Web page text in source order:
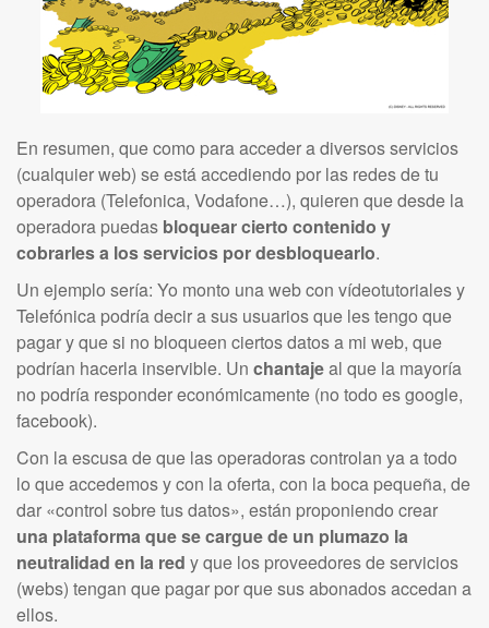
En resumen, que como para acceder a diversos servicios
(cualquier web) se está accediendo por las redes de tu
operadora (Telefonica, Vodafone…), quieren que desde la
operadora puedas bloquear cierto contenido y
cobrarles a los servicios por desbloquearlo.
Un ejemplo sería: Yo monto una web con vídeotutoriales y
Telefónica podría decir a sus usuarios que les tengo que
pagar y que si no bloqueen ciertos datos a mi web, que
podrían hacerla inservible. Un chantajeal que la mayoría
no podría responder económicamente (no todo es google,
facebook).
Con la escusa de que las operadoras controlan ya a todo
lo que accedemos y con la oferta, con la boca pequeña, de
dar «control sobre tus datos», están proponiendo crear
una plataforma que se cargue de un plumazo la
neutralidad en la red y que los proveedores de servicios
(webs) tengan que pagar por que sus abonados accedan a
ellos.